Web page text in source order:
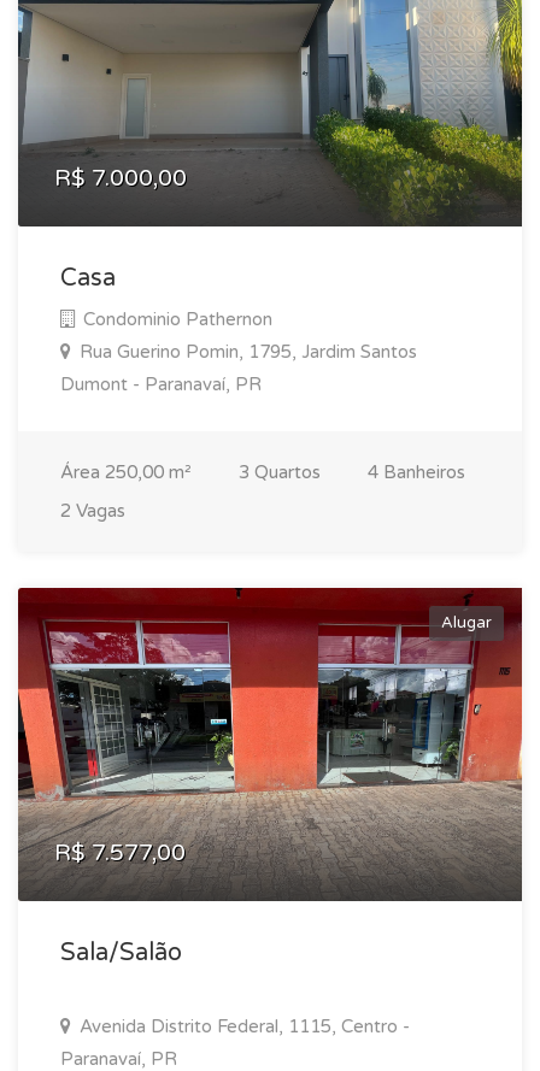
R$ 7.000,00
Casa
Condominio Pathernon
Rua Guerino Pomin, 1795, Jardim Santos
Dumont - Paranavaí, PR
Área 250,00 m² 3 Quartos
4 Banheiros
2 Vagas
Alugar
R$ 7.577,00
Sala/Salão
Avenida Distrito Federal, 1115, Centro -
Paranavaí, PR